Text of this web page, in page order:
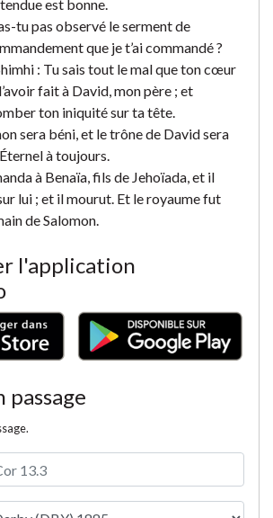
est bonne.
tu pas observé le serment de
que je t’ai commandé ?
: Tu sais tout le mal que ton cœur
fait à David, mon père ; et
ton iniquité sur ta tête.
sera béni, et le trône de David sera
à toujours.
à Benaïa, fils de Jehoïada, et il
lui ; et il mourut. Et le royaume fut
de Salomon.
l'application